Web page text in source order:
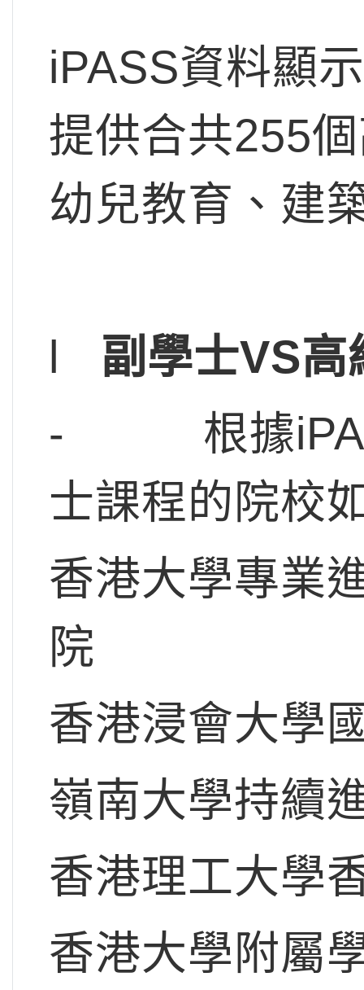
iPASS資料顯
提供合共255
幼兒教育、建
l 副學士VS
- 根據
士課程的院校
香港大學專業
院
香港浸會大學
嶺南大學持續
香港理工大學
香港大學附屬